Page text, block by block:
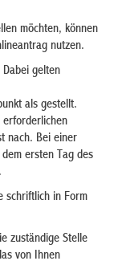
möchten, können
nutzen.
gelten
als gestellt.
erforderlichen
nach. Bei einer
ersten Tag des
schriftlich in Form
zuständige Stelle
von Ihnen